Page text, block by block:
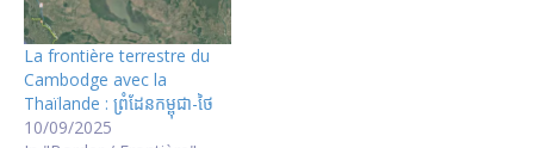
La frontière terrestre du
Cambodge avec la
Thaïlande : ព្រំដែន​កម្ពុជា-ថៃ
10/09/2025